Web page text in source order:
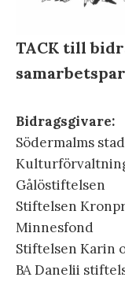
TACK till
Bidragsgivare:
Södermalms
Gålöstiftelsen
Stiftelsen
Minnesfond
Stiftelsen Karin
BA Danelii